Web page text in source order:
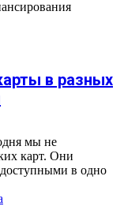
в разных
мы не
карт. Они
в одно